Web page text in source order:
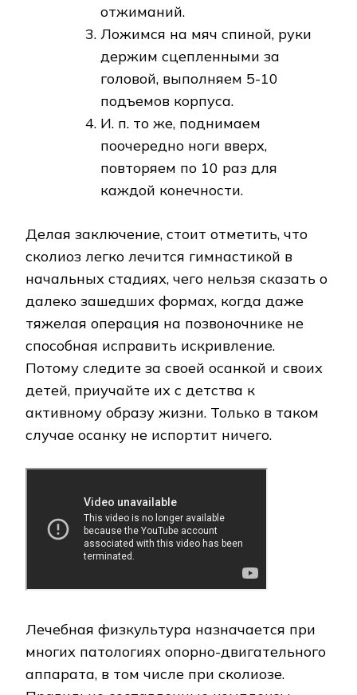
отжиманий.
Ложимся на мяч спиной, руки
держим сцепленными за
головой, выполняем 5-10
подъемов корпуса.
И. п. то же, поднимаем
поочередно ноги вверх,
повторяем по 10 раз для
каждой конечности.
Делая заключение, стоит отметить, что
сколиоз легко лечится гимнастикой в
начальных стадиях, чего нельзя сказать о
далеко зашедших формах, когда даже
тяжелая операция на позвоночнике не
способная исправить искривление.
Потому следите за своей осанкой и своих
детей, приучайте их с детства к
активному образу жизни. Только в таком
случае осанку не испортит ничего.
Лечебная физкультура назначается при
многих патологиях опорно-двигательного
аппарата, в том числе при сколиозе.